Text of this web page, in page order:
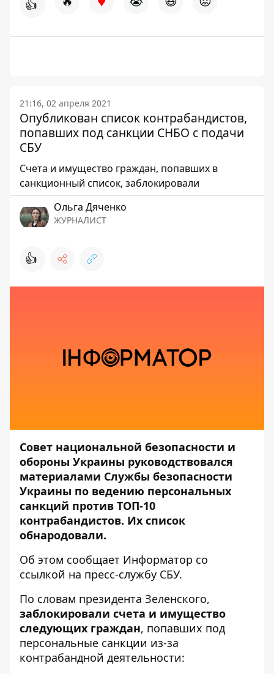
👍
21:16, 02 апреля 2021
Опубликован список контрабандистов,
попавших под санкции СНБО с подачи
СБУ
Счета и имущество граждан, попавших в
санкционный список, заблокировали
Ольга Дяченко
ЖУРНАЛИСТ
👍
Совет национальной безопасности и
обороны Украины руководствовался
материалами Службы безопасности
Украины по ведению персональных
санкций против ТОП-10
контрабандистов. Их список
обнародовали.
Об этом сообщает Информатор со
ссылкой на пресс-службу СБУ.
По словам президента Зеленского,
заблокировали счета и имущество
следующих граждан, попавших под
персональные санкции из-за
контрабандной деятельности: